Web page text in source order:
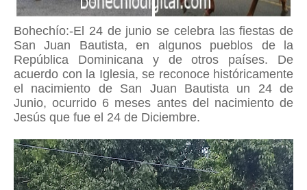
Bohechío:-El 24 de junio se celebra las fiestas de
San Juan Bautista, en algunos pueblos de la
República Dominicana y de otros países. De
acuerdo con la Iglesia, se reconoce históricamente
el nacimiento de San Juan Bautista un 24 de
Junio, ocurrido 6 meses antes del nacimiento de
Jesús que fue el 24 de Diciembre.